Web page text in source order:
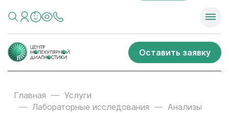
Оставить заявку
Главная
Услуги
Лабораторные исследования
Анализы